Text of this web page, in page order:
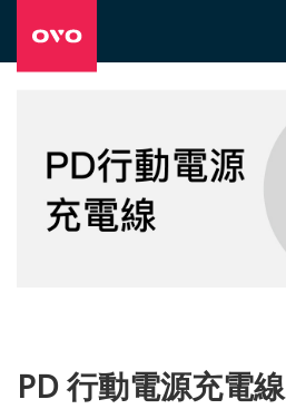
PD 行動電源充電線